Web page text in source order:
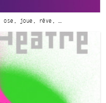
ose, joue, rêve, …